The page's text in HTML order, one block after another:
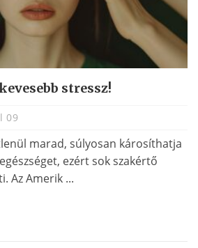
stressz!
09
marad, súlyosan károsíthatja
ezért sok szakértő
Az Amerik ...